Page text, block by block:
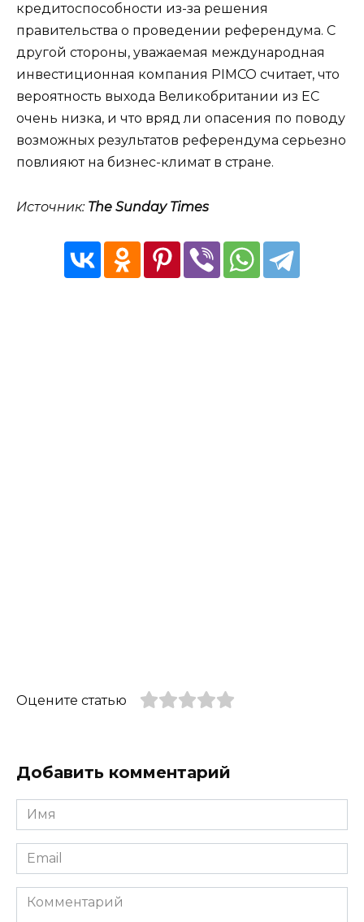
кредитоспособности из-за решения
правительства о проведении референдума. С
другой стороны, уважаемая международная
инвестиционная компания PIMCO считает, что
вероятность выхода Великобритании из ЕС
очень низка, и что вряд ли опасения по поводу
возможных результатов референдума серьезно
повлияют на бизнес-климат в стране.
Источник: The Sunday Times
Оцените статью
Добавить комментарий
Имя
*
Email
*
Комментарий